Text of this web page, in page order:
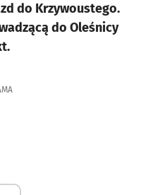
do Krzywoustego.
do Oleśnicy